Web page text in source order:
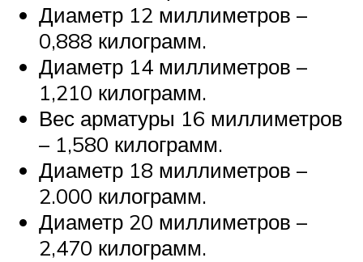
Диаметр 12 миллиметров –
0,888 килограмм.
Диаметр 14 миллиметров –
1,210 килограмм.
Вес арматуры 16 миллиметров
– 1,580 килограмм.
Диаметр 18 миллиметров –
2.000 килограмм.
Диаметр 20 миллиметров –
2,470 килограмм.